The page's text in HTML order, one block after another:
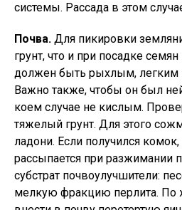
системы. Рассада в этом
Почва. Для пикировки
грунт, что и при посадке семян
должен быть рыхлым, легким
Важно также, чтобы он был
коем случае не кислым.
тяжелый грунт. Для этого
ладони. Если получился
рассыпается при разжимании
субстрат почвоулучшители:
мелкую фракцию перлита.